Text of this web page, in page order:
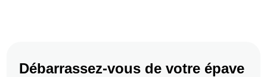
Débarrassez-vous de votre épave